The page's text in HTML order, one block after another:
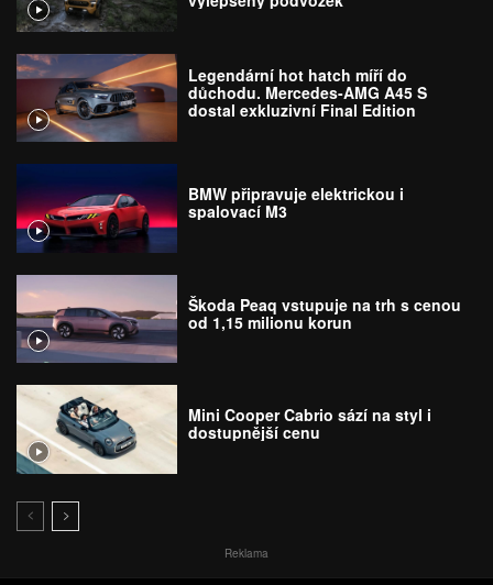
Legendární hot hatch míří do
důchodu. Mercedes-AMG A45 S
dostal exkluzivní Final Edition
BMW připravuje elektrickou i
spalovací M3
Škoda Peaq vstupuje na trh s cenou
od 1,15 milionu korun
Mini Cooper Cabrio sází na styl i
dostupnější cenu
Reklama